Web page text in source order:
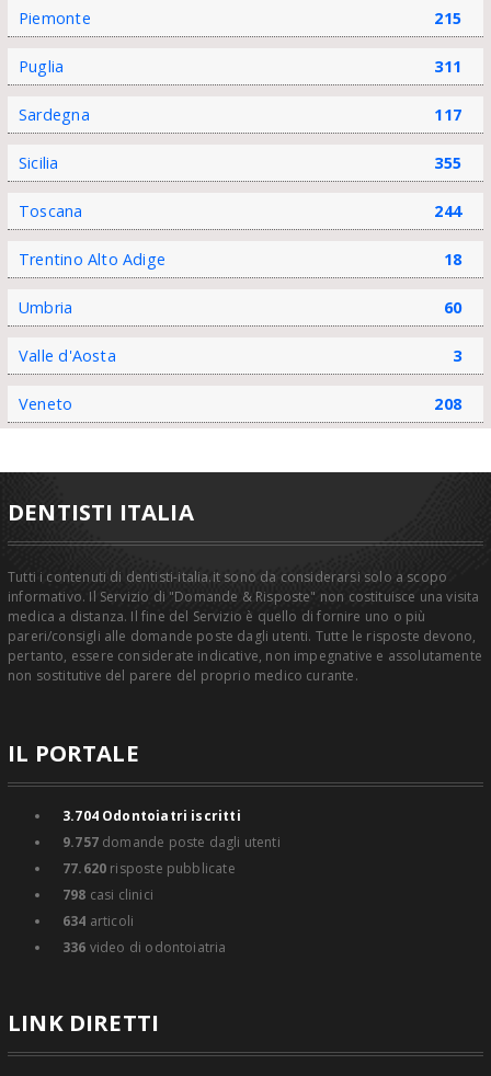
Piemonte 215
Puglia 311
Sardegna 117
Sicilia 355
Toscana 244
Trentino Alto Adige 18
Umbria 60
Valle d'Aosta 3
Veneto 208
DENTISTI ITALIA
Tutti i contenuti di dentisti-italia.it sono da considerarsi solo a scopo
informativo. Il Servizio di "Domande & Risposte" non costituisce una visita
medica a distanza. Il fine del Servizio è quello di fornire uno o più
pareri/consigli alle domande poste dagli utenti. Tutte le risposte devono,
pertanto, essere considerate indicative, non impegnative e assolutamente
non sostitutive del parere del proprio medico curante.
IL PORTALE
3.704Odontoiatri iscritti
9.757domande poste dagli utenti
77.620 risposte pubblicate
798 casi clinici
634 articoli
336 video di odontoiatria
LINK DIRETTI